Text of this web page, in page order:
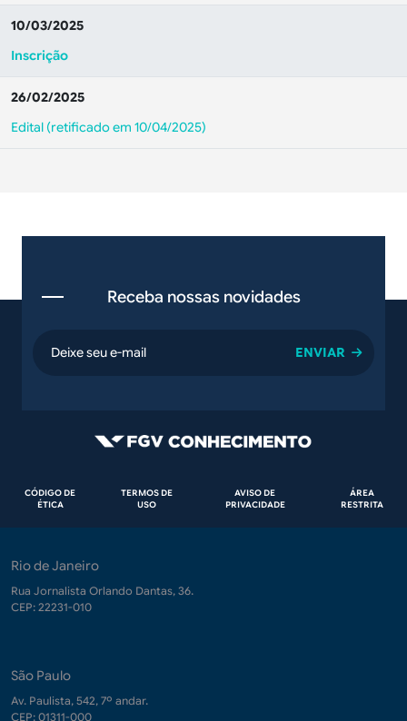
10/03/2025
Inscrição
26/02/2025
Edital (retificado em 10/04/2025)
Receba nossas novidades
email
Rodapé
CÓDIGO DE
ÉTICA
TERMOS DE
USO
AVISO DE
PRIVACIDADE
ÁREA
RESTRITA
Rio de Janeiro
Rua Jornalista Orlando Dantas, 36.
CEP: 22231-010
São Paulo
Av. Paulista, 542, 7º andar.
CEP: 01311-000